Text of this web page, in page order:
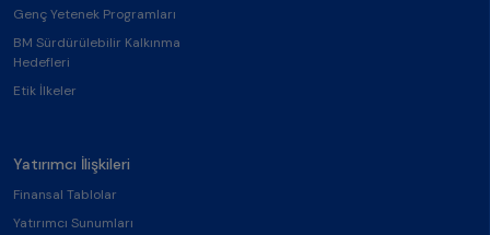
Genç Yetenek Programları
BM Sürdürülebilir Kalkınma
Hedefleri
Etik İlkeler
Yatırımcı İlişkileri
Finansal Tablolar
Yatırımcı Sunumları